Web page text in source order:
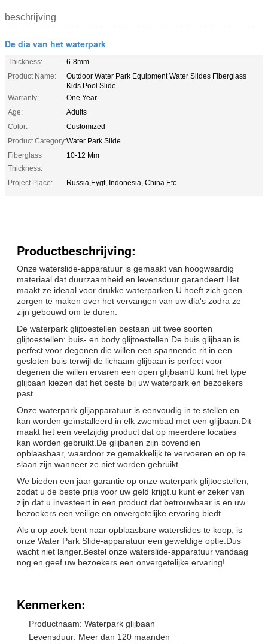
beschrijving
De dia van het waterpark
Thickness:
6-8mm
Product Name:
Outdoor Water Park Equipment Water Slides Fiberglass
Kids Pool Slide
Warranty:
One Year
Age:
Adults
Color:
Customized
Product Category:Water Park Slide
Fiberglass
Thickness:
10-12 Mm
Project Place: Russia,Eygt, Indonesia, China Etc
Productbeschrijving:
Onze waterslide-apparatuur is gemaakt van hoogwaardig
materiaal dat duurzaamheid en levensduur garandeert.Het
maakt ze ideaal voor drukke waterparken.U hoeft zich geen
zorgen te maken over het vervangen van uw dia's zodra ze
zijn gebouwd om te duren.
De waterpark glijtoestellen bestaan uit twee soorten
glijtoestellen: buis- en body glijtoestellen.De buis glijbaan is
perfect voor degenen die willen een spannende rit in een
gesloten buis terwijl de lichaam glijbaan is perfect voor
degenen die willen ervaren een open glijbaanU kunt het type
glijbaan kiezen dat het beste bij uw waterpark en bezoekers
past.
Onze waterpark glijapparatuur is eenvoudig in te stellen en
kan worden geïnstalleerd in elk zwembad met een glijbaan.Dit
maakt het een veelzijdig product dat op meerdere locaties
kan worden gebruikt.De glijbanen zijn bovendien
opblaasbaar, waardoor ze gemakkelijk te vervoeren en op te
slaan zijn wanneer ze niet worden gebruikt.
We bieden een jaar garantie op onze waterpark glijtoestellen,
zodat u de beste prijs voor uw geld krijgt.u kunt er zeker van
zijn dat u investeert in een product dat betrouwbaar is en uw
bezoekers een veilige en onvergetelijke ervaring biedt.
Als u op zoek bent naar opblaasbare waterslides te koop, is
onze Water Park Slide-apparatuur een geweldige optie.Dus
wacht niet langer.Bestel onze waterslide-apparatuur vandaag
nog en geef uw bezoekers een onvergetelijke ervaring!
Kenmerken:
Productnaam: Waterpark glijbaan
Levensduur: Meer dan 120 maanden